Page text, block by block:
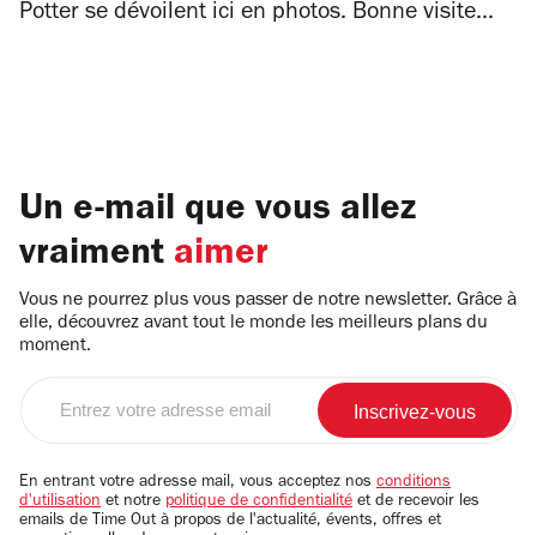
Potter se dévoilent ici en photos. Bonne visite...
Un e-mail que vous allez
vraiment aimer
Vous ne pourrez plus vous passer de notre newsletter. Grâce à
elle, découvrez avant tout le monde les meilleurs plans du
moment.
email
En entrant votre adresse mail, vous acceptez nos conditions
d'utilisation et notre politique de confidentialité et de recevoir les
emails de Time Out à propos de l'actualité, évents, offres et